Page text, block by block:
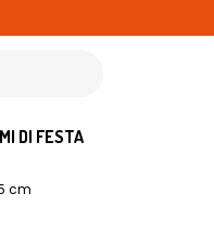
DI FESTA
cm